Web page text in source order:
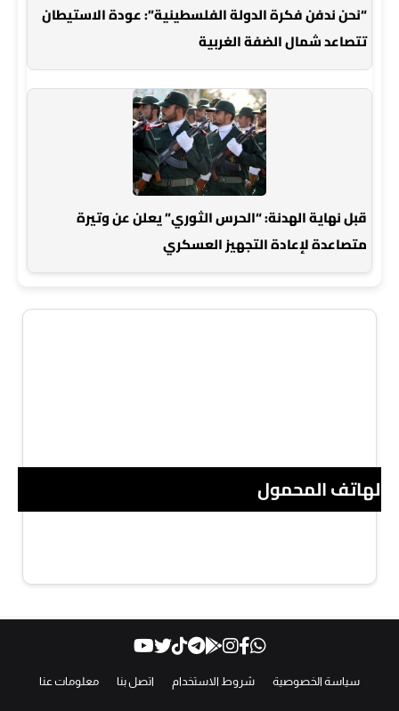
“نحن ندفن فكرة الدولة الفلسطينية”: عودة الاستيطان
تتصاعد شمال الضفة الغربية
قبل نهاية الهدنة: “الحرس الثوري” يعلن عن وتيرة
متصاعدة لإعادة التجهيز العسكري
الهاتف المحمول
سياسة الخصوصية شروط الاستخدام اتصل بنا معلومات عنا